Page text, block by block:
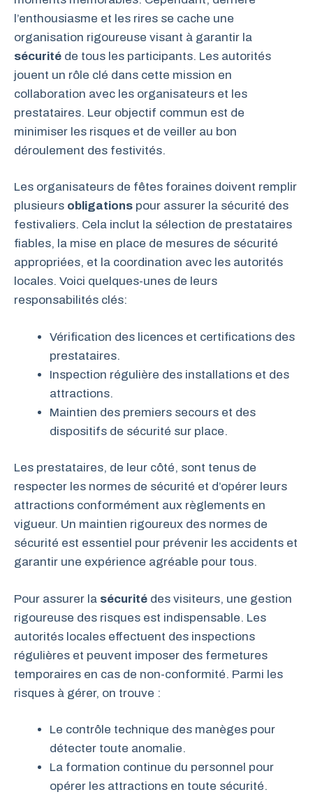
l’enthousiasme et les rires se cache une
organisation rigoureuse visant à garantir la
sécurité de tous les participants. Les autorités
jouent un rôle clé dans cette mission en
collaboration avec les organisateurs et les
prestataires. Leur objectif commun est de
minimiser les risques et de veiller au bon
déroulement des festivités.
Les organisateurs de fêtes foraines doivent remplir
plusieurs obligations pour assurer la sécurité des
festivaliers. Cela inclut la sélection de prestataires
fiables, la mise en place de mesures de sécurité
appropriées, et la coordination avec les autorités
locales. Voici quelques-unes de leurs
responsabilités clés:
Vérification des licences et certifications des
prestataires.
Inspection régulière des installations et des
attractions.
Maintien des premiers secours et des
dispositifs de sécurité sur place.
Les prestataires, de leur côté, sont tenus de
respecter les normes de sécurité et d’opérer leurs
attractions conformément aux règlements en
vigueur. Un maintien rigoureux des normes de
sécurité est essentiel pour prévenir les accidents et
garantir une expérience agréable pour tous.
Pour assurer la sécurité des visiteurs, une gestion
rigoureuse des risques est indispensable. Les
autorités locales effectuent des inspections
régulières et peuvent imposer des fermetures
temporaires en cas de non-conformité. Parmi les
risques à gérer, on trouve :
Le contrôle technique des manèges pour
détecter toute anomalie.
La formation continue du personnel pour
opérer les attractions en toute sécurité.